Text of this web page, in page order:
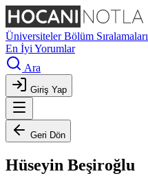
ÜniversitelerBölüm Sıralamaları
En İyi Yorumlar
Ara
Giriş Yap
Geri Dön
Hüseyin Beşiroğlu